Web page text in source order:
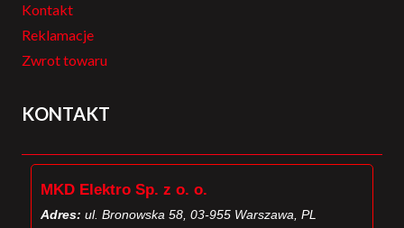
Kontakt
Reklamacje
Zwrot towaru
KONTAKT
MKD Elektro Sp. z o. o.
Adres: ul. Bronowska 58, 03-955 Warszawa, PL